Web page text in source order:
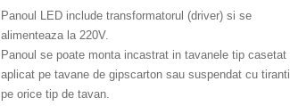
Panoul LED include transformatorul (driver) si se
alimenteaza la 220V.
Panoul se poate monta incastrat in tavanele tip casetat
aplicat pe tavane de gipscarton sau suspendat cu tiranti
pe orice tip de tavan.